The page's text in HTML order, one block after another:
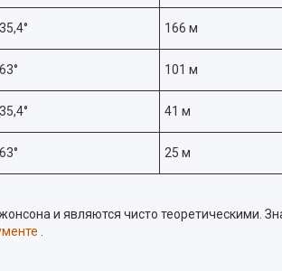
35,4° 166 м
63° 101 м
35,4° 41 м
63° 25 м
и являются чисто теоретическими.
.